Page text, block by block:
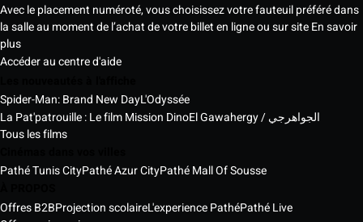
Avec le placement numéroté, vous choisissez votre fauteuil préféré dans
la salle au moment de l’achat de votre billet en ligne ou sur siteEn savoir
plus
Accéder au centre d'aide
Spider-Man: Brand New DayL'Odyssée
La Pat'patrouille : Le film Mission Dino
El Gawahergy / الجواهرجي
Tous les films
Pathé Tunis CityPathé Azur CityPathé Mall Of Sousse
Offres B2BProjection scolaireL'experience PathéPathé Live